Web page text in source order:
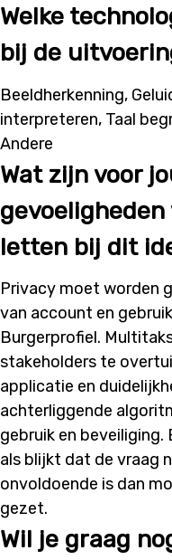
Welke
bij de
Beeldherkenning,
interpreteren, Taal
Andere
Wat zijn voor
letten bij dit
Privacy moet worden
van account en
Burgerprofiel.
stakeholders te
applicatie en
achterliggende
gebruik en beveiliging.
als blijkt dat de vraag
onvoldoende is dan
gezet.
Wil je graag